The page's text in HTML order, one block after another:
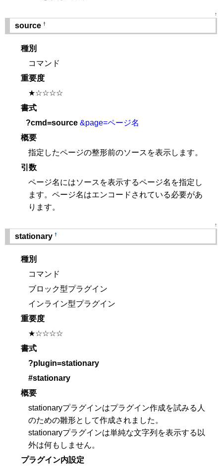
↑
source †
種別
コマンド
重要度
★☆☆☆☆
書式
?cmd=source &page=ページ名
概要
指定したページの整形前のソースを表示します。
引数
ページ名にはソースを表示するページ名を指定し
ます。ページ名はエンコードされている必要があ
ります。
↑
stationary †
種別
コマンド
ブロック型プラグイン
インライン型プラグイン
重要度
★☆☆☆☆
書式
?plugin=stationary
#stationary
概要
stationaryプラグインはプラグイン作成を試みる人
のための雛形として作成されました。
stationaryプラグインは単純な文字列を表示する以
外は何もしません。
プラグイン内設定